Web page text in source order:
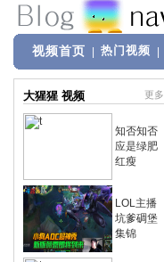
视频首页 热门视频
大猩猩 视频 更多
知否知否
应是绿肥
红瘦
LOL主播
坑爹碉堡
集锦